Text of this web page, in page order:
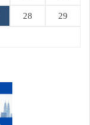
28 29